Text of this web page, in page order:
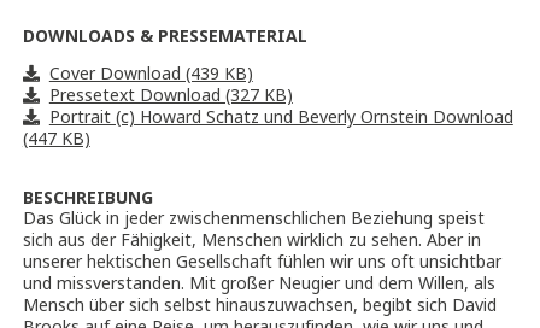
DOWNLOADS & PRESSEMATERIAL
Cover Download (439 KB)
Pressetext Download (327 KB)
Portrait (c) Howard Schatz und Beverly Ornstein Download
(447 KB)
BESCHREIBUNG
Das Glück in jeder zwischenmenschlichen Beziehung speist
sich aus der Fähigkeit, Menschen wirklich zu sehen. Aber in
unserer hektischen Gesellschaft fühlen wir uns oft unsichtbar
und missverstanden. Mit großer Neugier und dem Willen, als
Mensch über sich selbst hinauszuwachsen, begibt sich David